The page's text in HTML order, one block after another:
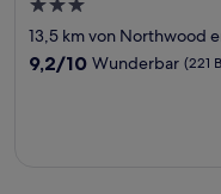
3.0-
Sterne-
Unterkunft
13,5 km von Northwood
9.2
9,2/10 Wunderbar (221